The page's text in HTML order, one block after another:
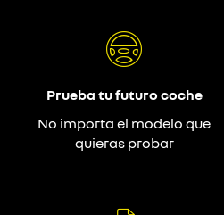
Prueba tu futuro coche
No importa el modelo que
quieras probar